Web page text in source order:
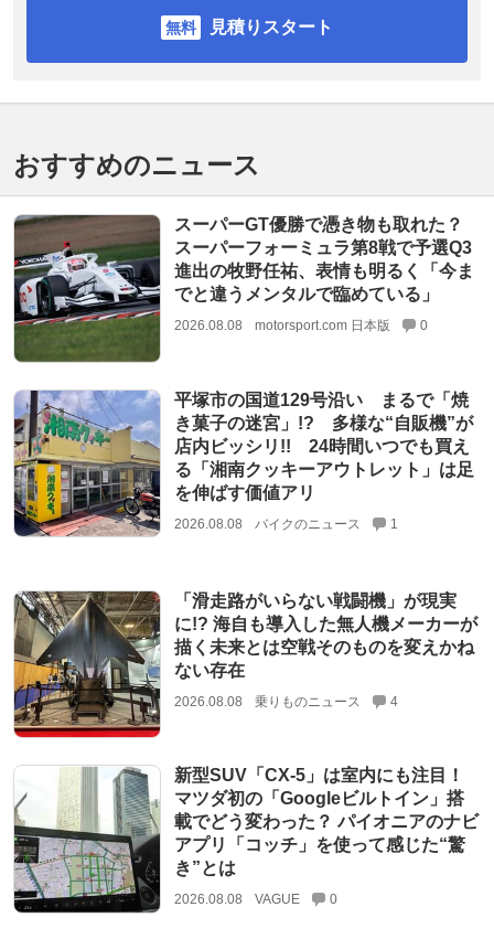
見積りスタート
おすすめのニュース
スーパーGT優勝で憑き物も取れた？
スーパーフォーミュラ第8戦で予選Q3
進出の牧野任祐、表情も明るく「今ま
でと違うメンタルで臨めている」
2026.08.08 motorsport.com 日本版 0
平塚市の国道129号沿い まるで「焼
き菓子の迷宮」!? 多様な“自販機”が
店内ビッシリ!! 24時間いつでも買え
る「湘南クッキーアウトレット」は足
を伸ばす価値アリ
2026.08.08 バイクのニュース 1
「滑走路がいらない戦闘機」が現実
に!? 海自も導入した無人機メーカーが
描く未来とは空戦そのものを変えかね
ない存在
2026.08.08 乗りものニュース 4
新型SUV「CX-5」は室内にも注目！
マツダ初の「Googleビルトイン」搭
載でどう変わった？ パイオニアのナビ
アプリ「コッチ」を使って感じた“驚
き”とは
2026.08.08 VAGUE 0